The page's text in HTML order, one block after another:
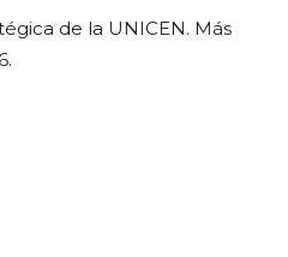
de la UNICEN. Más